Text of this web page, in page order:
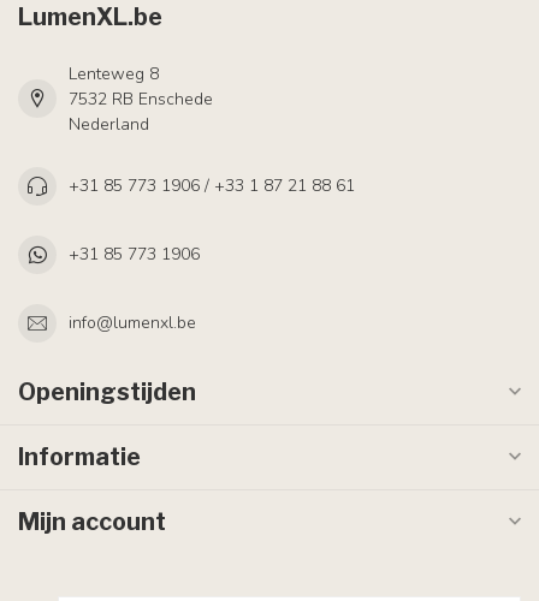
LumenXL.be
Lenteweg 8
7532 RB Enschede
Nederland
+31 85 773 1906 / +33 1 87 21 88 61
+31 85 773 1906
info@lumenxl.be
Openingstijden
Informatie
Mijn account